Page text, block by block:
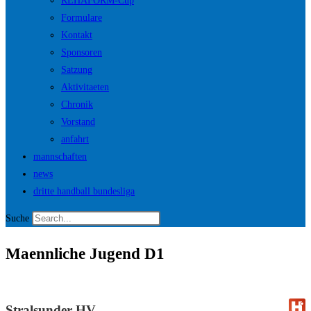
Formulare
Kontakt
Sponsoren
Satzung
Aktivitaeten
Chronik
Vorstand
anfahrt
mannschaften
news
dritte handball bundesliga
Suche
Maennliche Jugend D1